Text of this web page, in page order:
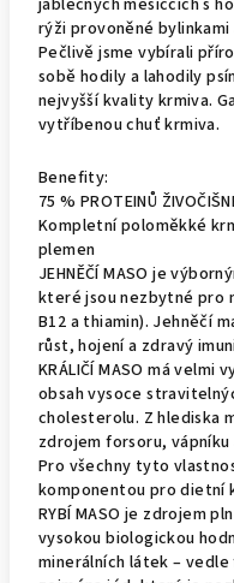
jablečných měsíčcích s
rýži provoněné
Pečlivě jsme vybírali
sobě hodily a lahodily
nejvyšší kvality krmiva.
vytříbenou chuť krmiva.
Benefity:
75 % PROTEINŮ
Kompletní poloměkké
plemen
JEHNĚČÍ MASO je
které jsou nezbytné pro
B12 a thiamin). Jehněčí
růst, hojení a zdravý
KRÁLIČÍ MASO má
obsah vysoce
cholesterolu. Z hlediska
zdrojem forsoru,
Pro všechny tyto
komponentou pro dietní
RYBÍ MASO je zdrojem
vysokou biologickou
minerálních látek –